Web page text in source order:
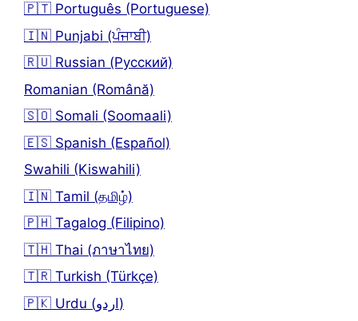
🇵🇹 Português (Portuguese)
🇮🇳 Punjabi (ਪੰਜਾਬੀ)
🇷🇺 Russian (Русский)
Romanian (Română)
🇸🇴 Somali (Soomaali)
🇪🇸 Spanish (Español)
Swahili (Kiswahili)
🇮🇳 Tamil (தமிழ்)
🇵🇭 Tagalog (Filipino)
🇹🇭 Thai (ภาษาไทย)
🇹🇷 Turkish (Türkçe)
🇵🇰 Urdu (اردو)